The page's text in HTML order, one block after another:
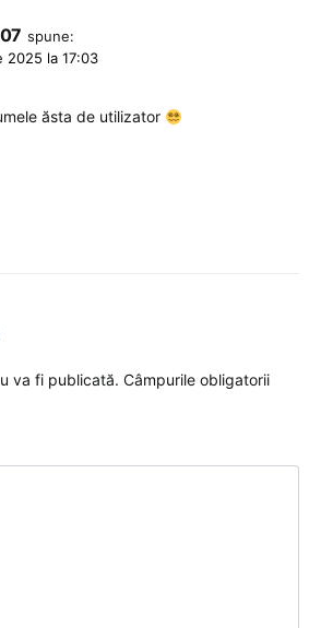
spune:
2025 la 17:03
ăsta de utilizator
va fi publicată. Câmpurile obligatorii